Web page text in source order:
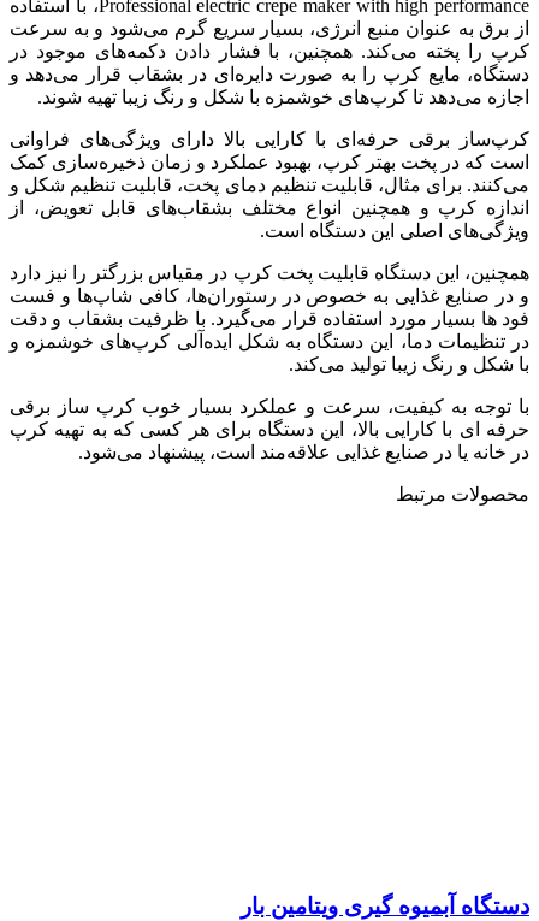
Professional electric crepe maker with high performance، با استفاده
از برق به عنوان منبع انرژی، بسیار سریع گرم می‌شود و به سرعت
کرپ را پخته می‌کند. همچنین، با فشار دادن دکمه‌های موجود در
دستگاه، مایع کرپ را به صورت دایره‌ای در بشقاب قرار می‌دهد و
اجازه می‌دهد تا کرپ‌های خوشمزه با شکل و رنگ زیبا تهیه شوند.
کرپ‌ساز برقی حرفه‌ای با کارایی بالا دارای ویژگی‌های فراوانی
است که در پخت بهتر کرپ، بهبود عملکرد و زمان ذخیره‌سازی کمک
می‌کنند. برای مثال، قابلیت تنظیم دمای پخت، قابلیت تنظیم شکل و
اندازه کرپ و همچنین انواع مختلف بشقاب‌های قابل تعویض، از
ویژگی‌های اصلی این دستگاه است.
همچنین، این دستگاه قابلیت پخت کرپ در مقیاس بزرگتر را نیز دارد
و در صنایع غذایی به خصوص در رستوران‌ها، کافی شاپ‌ها و فست
فود ها بسیار مورد استفاده قرار می‌گیرد. با ظرفیت بشقاب و دقت
در تنظیمات دما، این دستگاه به شکل ایده‌آلی کرپ‌های خوشمزه و
با شکل و رنگ زیبا تولید می‌کند.
با توجه به کیفیت، سرعت و عملکرد بسیار خوب کرپ ساز برقی
حرفه ای با کارایی بالا، این دستگاه برای هر کسی که به تهیه کرپ
در خانه یا در صنایع غذایی علاقه‌مند است، پیشنهاد می‌شود.
محصولات مرتبط
دستگاه آبمیوه گیری ویتامین بار